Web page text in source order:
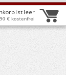
ist leer
€ kostenfrei